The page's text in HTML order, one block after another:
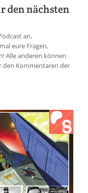
den nächsten
an,
eure Fragen,
Alle anderen können
den Kommentaren der